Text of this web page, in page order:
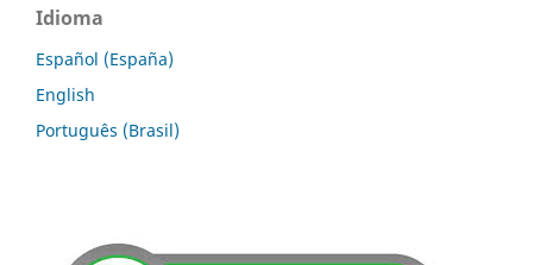
Idioma
Español (España)
English
Português (Brasil)